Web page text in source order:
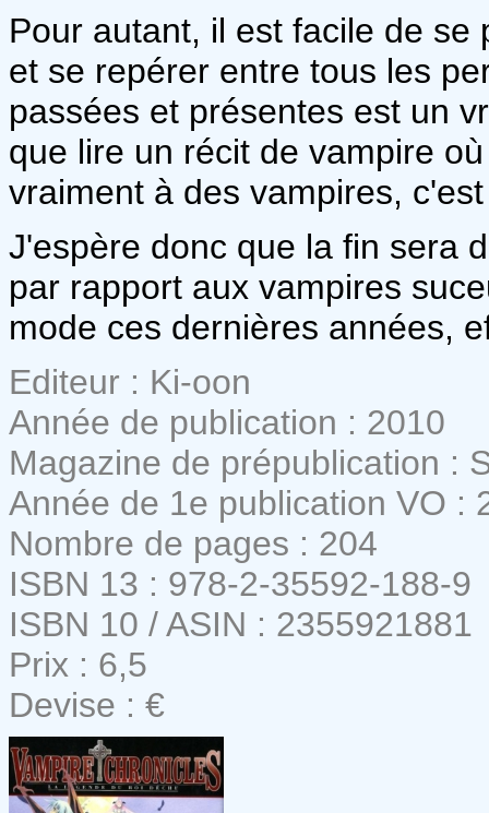
Pour autant, il est facile de
et se repérer entre tous les
passées et présentes est un
que lire un récit de vampire
vraiment à des vampires,
J'espère donc que la fin sera
par rapport aux vampires
mode ces dernières années,
Editeur : Ki-oon
Année de publication : 2010
Magazine de prépublication :
Année de 1e publication VO :
Nombre de pages : 204
ISBN 13 : 978-2-35592-188-9
ISBN 10 / ASIN : 2355921881
Prix : 6,5
Devise : €